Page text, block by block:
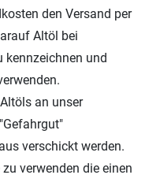
den Versand per
Altöl bei
kennzeichnen und
an unser
verschickt werden.
verwenden die einen